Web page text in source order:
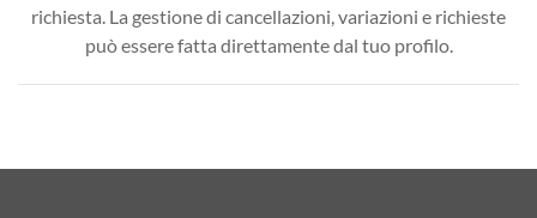
richiesta. La gestione di cancellazioni, variazioni e richieste
può essere fatta direttamente dal tuo profilo.